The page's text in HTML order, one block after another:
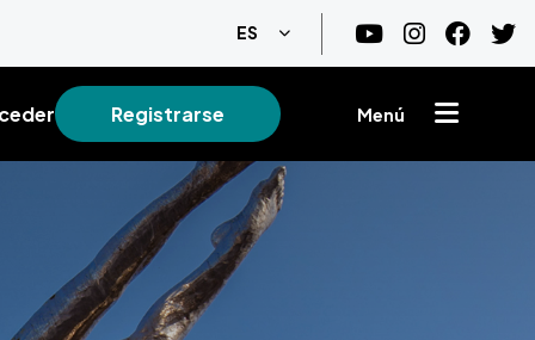
ES Lista adicional de acciones
Registrarse Menú